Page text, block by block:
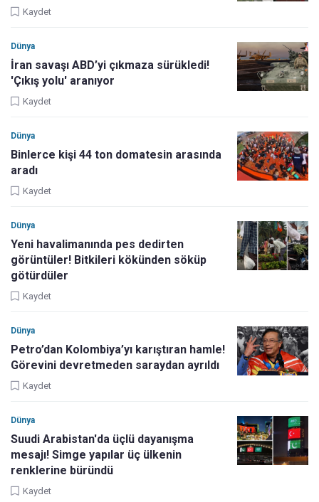
Kaydet
Dünya
İran savaşı ABD’yi çıkmaza sürükledi!
'Çıkış yolu' aranıyor
Kaydet
Dünya
Binlerce kişi 44 ton domatesin arasında
aradı
Kaydet
Dünya
Yeni havalimanında pes dedirten
görüntüler! Bitkileri kökünden söküp
götürdüler
Kaydet
Dünya
Petro’dan Kolombiya’yı karıştıran hamle!
Görevini devretmeden saraydan ayrıldı
Kaydet
Dünya
Suudi Arabistan'da üçlü dayanışma
mesajı! Simge yapılar üç ülkenin
renklerine büründü
Kaydet